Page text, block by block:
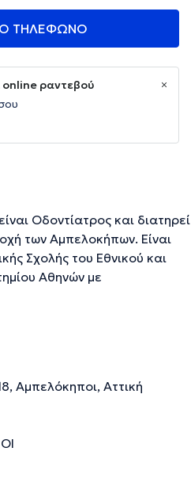
ΤΗΛΕΦΩΝΟ
online ραντεβού
είναι Οδοντίατρος και διατηρεί
των Αμπελοκήπων. Είναι
Αθηνών με
of Cologne της
τη διαρκή συμμετοχή σε
και πρακτικών σεμιναρίων
ενημερώνεται συνεχώς
Αμπελόκηποι, Αττική